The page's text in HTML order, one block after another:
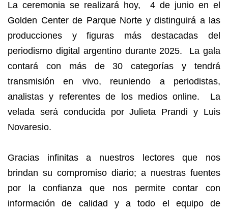
La ceremonia se realizará hoy, 4 de junio en el
Golden Center de Parque Norte y distinguirá a las
producciones y figuras más destacadas del
periodismo digital argentino durante 2025. La gala
contará con más de 30 categorías y tendrá
transmisión en vivo, reuniendo a periodistas,
analistas y referentes de los medios online. La
velada será conducida por Julieta Prandi y Luis
Novaresio.
Gracias infinitas a nuestros lectores que nos
brindan su compromiso diario; a nuestras fuentes
por la confianza que nos permite contar con
información de calidad y a todo el equipo de